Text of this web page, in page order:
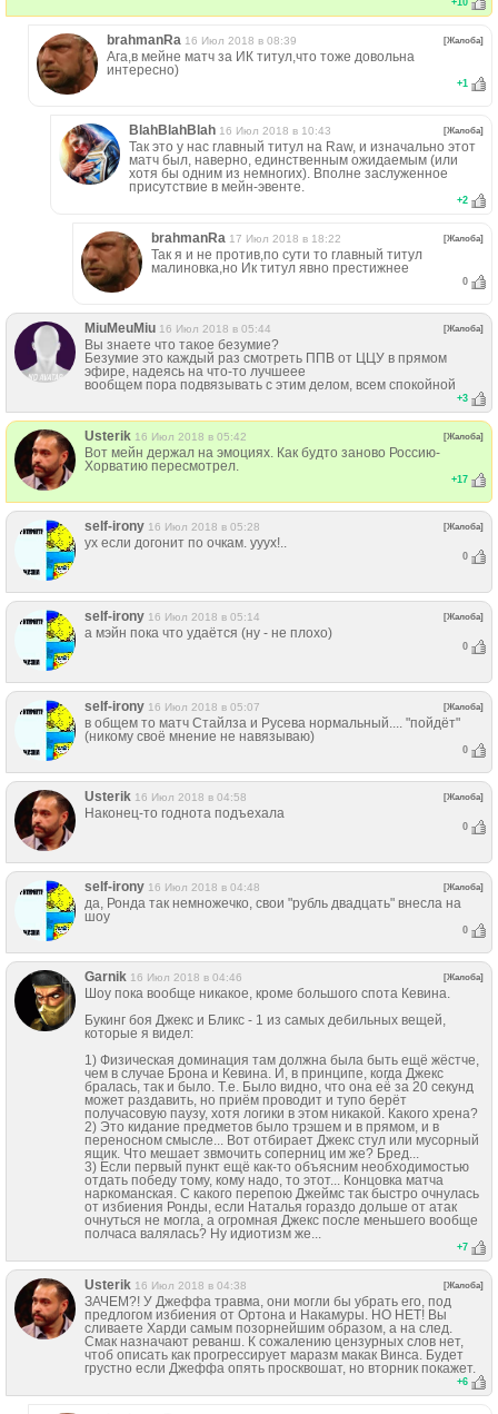
brahmanRa 16 Июл 2018 в 08:39 [Жалоба]
Ага,в мейне матч за ИК титул,что тоже довольна
интересно)
+1
BlahBlahBlah 16 Июл 2018 в 10:43 [Жалоба]
Так это у нас главный титул на Raw, и изначально этот
матч был, наверно, единственным ожидаемым (или
хотя бы одним из немногих). Вполне заслуженное
присутствие в мейн-эвенте.
+2
brahmanRa 17 Июл 2018 в 18:22 [Жалоба]
Так я и не против,по сути то главный титул
малиновка,но Ик титул явно престижнее
0
MiuMeuMiu 16 Июл 2018 в 05:44 [Жалоба]
Вы знаете что такое безумие?
Безумие это каждый раз смотреть ППВ от ЦЦУ в прямом
эфире, надеясь на что-то лучшеее
вообщем пора подвязывать с этим делом, всем спокойной
+3
Usterik 16 Июл 2018 в 05:42 [Жалоба]
Вот мейн держал на эмоциях. Как будто заново Россию-
Хорватию пересмотрел.
+17
self-irony 16 Июл 2018 в 05:28 [Жалоба]
ух если догонит по очкам. ууух!..
0
self-irony 16 Июл 2018 в 05:14 [Жалоба]
а мэйн пока что удаётся (ну - не плохо)
0
self-irony 16 Июл 2018 в 05:07 [Жалоба]
в общем то матч Стайлза и Русева нормальный.... "пойдёт"
(никому своё мнение не навязываю)
0
Usterik 16 Июл 2018 в 04:58 [Жалоба]
Наконец-то годнота подъехала
0
self-irony 16 Июл 2018 в 04:48 [Жалоба]
да, Ронда так немножечко, свои "рубль двадцать" внесла на
шоу
0
Garnik 16 Июл 2018 в 04:46 [Жалоба]
Шоу пока вообще никакое, кроме большого спота Кевина.
Букинг боя Джекс и Бликс - 1 из самых дебильных вещей,
которые я видел:
1) Физическая доминация там должна была быть ещё жёстче,
чем в случае Брона и Кевина. И, в принципе, когда Джекс
бралась, так и было. Т.е. Было видно, что она её за 20 секунд
может раздавить, но приём проводит и тупо берёт
получасовую паузу, хотя логики в этом никакой. Какого хрена?
2) Это кидание предметов было трэшем и в прямом, и в
переносном смысле... Вот отбирает Джекс стул или мусорный
ящик. Что мешает звмочить соперниц им же? Бред...
3) Если первый пункт ещё как-то объясним необходимостью
отдать победу тому, кому надо, то этот... Концовка матча
наркоманская. С какого перепою Джеймс так быстро очнулась
от избиения Ронды, если Наталья гораздо дольше от атак
очнуться не могла, а огромная Джекс после меньшего вообще
полчаса валялась? Ну идиотизм же...
+7
Usterik 16 Июл 2018 в 04:38 [Жалоба]
ЗАЧЕМ?! У Джеффа травма, они могли бы убрать его, под
предлогом избиения от Ортона и Накамуры. НО НЕТ! Вы
сливаете Харди самым позорнейшим образом, а на след.
Смак назначают реванш. К сожалению цензурных слов нет,
чтоб описать как прогрессирует маразм макак Винса. Будет
грустно если Джеффа опять просквошат, но вторник покажет.
+6